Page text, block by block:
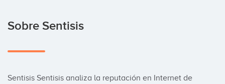
Sobre Sentisis
Sentisis Sentisis analiza la reputación en Internet de